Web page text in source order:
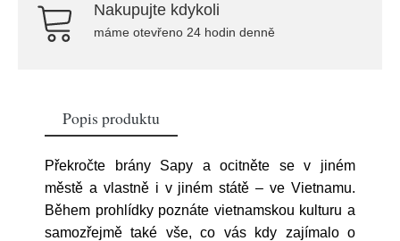
Nakupujte kdykoli
máme otevřeno 24 hodin denně
Popis produktu
Překročte brány Sapy a ocitněte se v jiném
městě a vlastně i v jiném státě – ve Vietnamu.
Během prohlídky poznáte vietnamskou kulturu a
samozřejmě také vše, co vás kdy zajímalo o